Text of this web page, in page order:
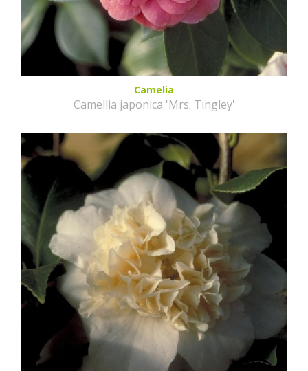
Camelia
Camellia japonica 'Mrs. Tingley'